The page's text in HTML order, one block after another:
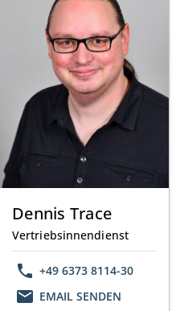
Dennis Trace
Vertriebsinnendienst
phone +49 6373 8114-30
email EMAIL SENDEN